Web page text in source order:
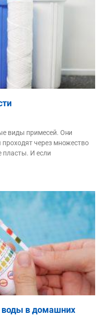
виды примесей. Они
через множество
пласты. И если
воды в домашних